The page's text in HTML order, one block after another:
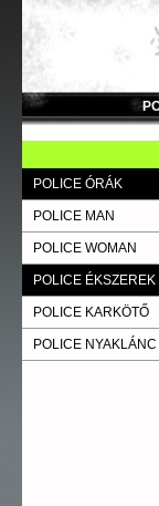
POLICE ÓRÁK
POLICE MAN
POLICE WOMAN
POLICE ÉKSZEREK
POLICE KARKÖTŐ
POLICE NYAKLÁNC